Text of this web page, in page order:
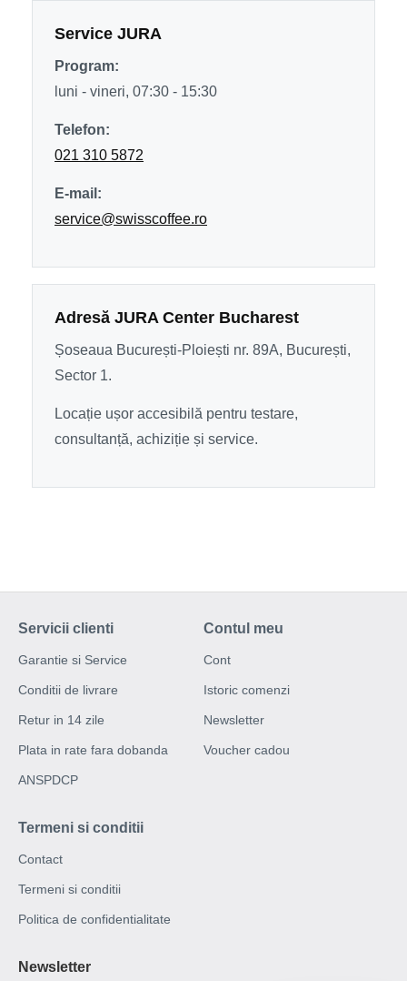
Service JURA
Program:
luni - vineri, 07:30 - 15:30
Telefon:
021 310 5872
E-mail:
service@swisscoffee.ro
Adresă JURA Center Bucharest
Șoseaua București-Ploiești nr. 89A, București,
Sector 1.
Locație ușor accesibilă pentru testare,
consultanță, achiziție și service.
Servicii clienti
Garantie si Service
Conditii de livrare
Retur in 14 zile
Plata in rate fara dobanda
ANSPDCP
Contul meu
Cont
Istoric comenzi
Newsletter
Voucher cadou
Termeni si conditii
Contact
Termeni si conditii
Politica de confidentialitate
Newsletter
Acest site web folosește